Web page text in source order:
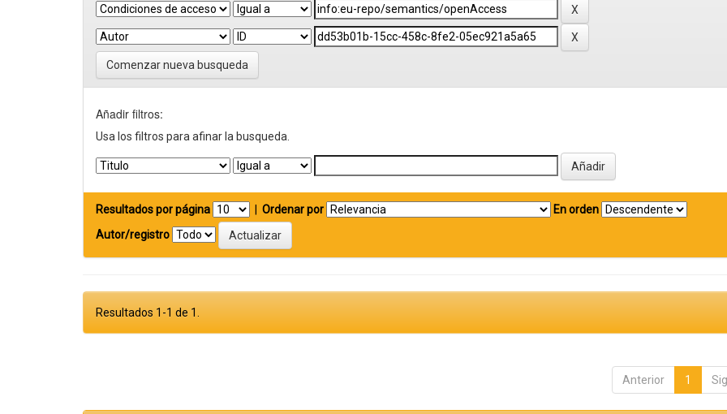
Comenzar nueva busqueda
Añadir filtros:
Usa los filtros para afinar la busqueda.
Resultados por página Ordenar por
En orden
Autor/registro
Resultados 1-1 de 1.
Anterior 1